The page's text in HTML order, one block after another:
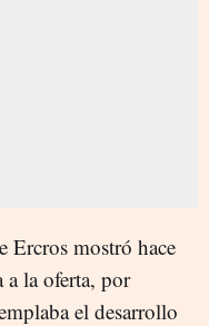
Ercros mostró hace
a la oferta, por
el desarrollo